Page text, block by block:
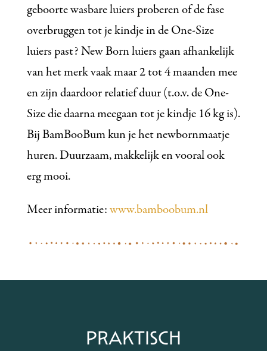
geboorte wasbare luiers proberen of de fase
overbruggen tot je kindje in de One-Size
luiers past? New Born luiers gaan afhankelijk
van het merk vaak maar 2 tot 4 maanden mee
en zijn daardoor relatief duur (t.o.v. de One-
Size die daarna meegaan tot je kindje 16 kg is).
Bij BamBooBum kun je het newbornmaatje
huren. Duurzaam, makkelijk en vooral ook
erg mooi.
Meer informatie:www.bamboobum.nl
PRAKTISCH